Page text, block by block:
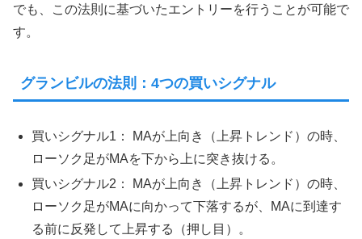
でも、この法則に基づいたエントリーを行うことが可能で
す。
グランビルの法則：4つの買いシグナル
買いシグナル1： MAが上向き（上昇トレンド）の時、
ローソク足がMAを下から上に突き抜ける。
買いシグナル2： MAが上向き（上昇トレンド）の時、
ローソク足がMAに向かって下落するが、MAに到達す
る前に反発して上昇する（押し目）。